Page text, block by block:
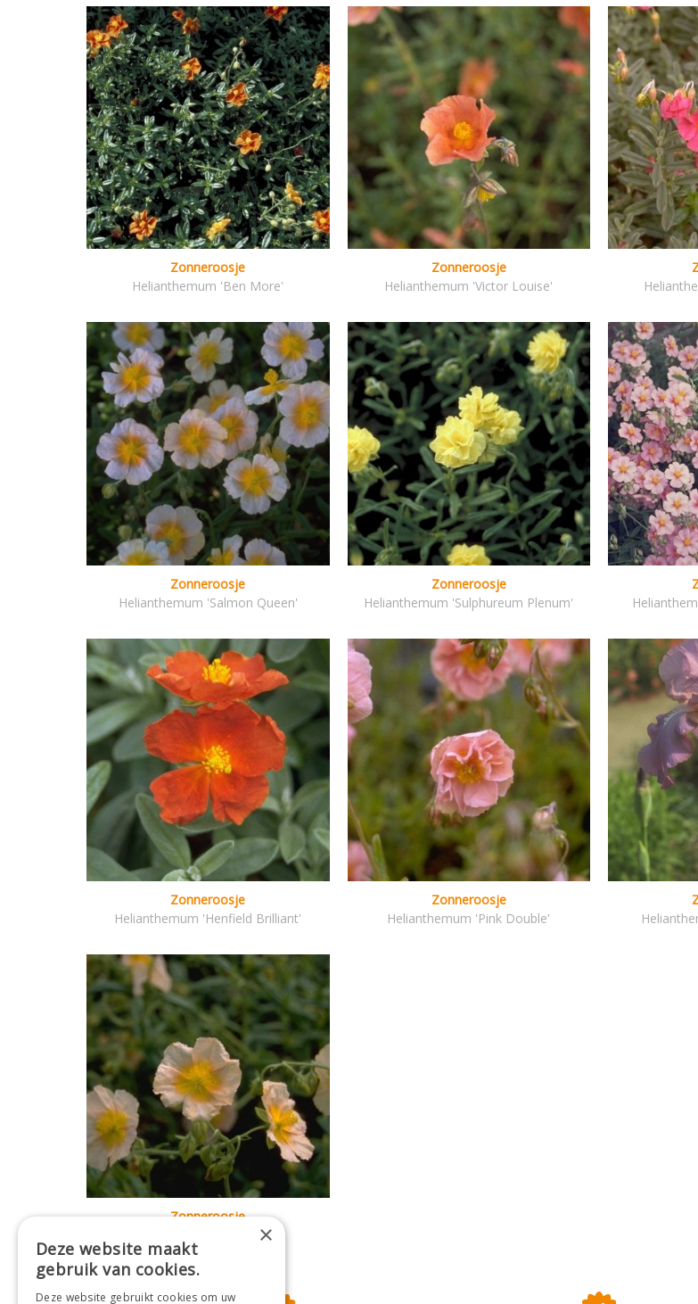
Zonneroosje
Helianthemum 'Ben More'
Zonneroosje
Helianthemum 'Victor Louise'
Zonneroosje
Helianthemum 'Salmon Queen'
Zonneroosje
Helianthemum 'Sulphureum Plenum'
Zonneroosje
Helianthemum 'Henfield Brilliant'
Zonneroosje
Helianthemum 'Pink Double'
Zonneroosje
Helianthemum 'Apricot'
×
Deze website maakt
gebruik van cookies.
Deze website gebruikt cookies om uw